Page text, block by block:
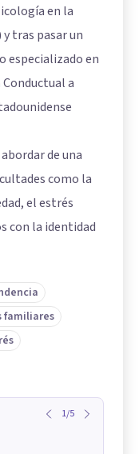
en la
y tras pasar un
especializado en
a
de una
como la
el estrés
con la identidad
familiares
1/5